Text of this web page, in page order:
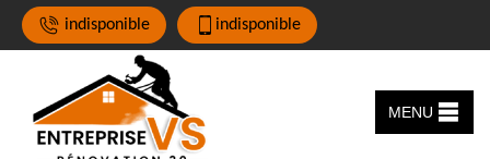
indisponible indisponible
MENU